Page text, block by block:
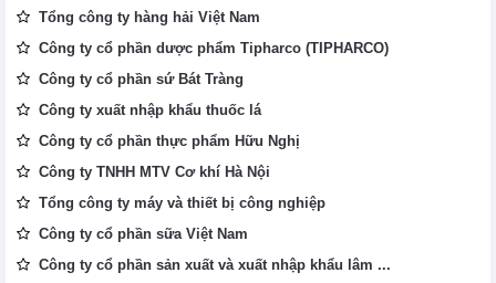
Tổng công ty hàng hải Việt Nam
Công ty cổ phần dược phẩm Tipharco (TIPHARCO)
Công ty cổ phần sứ Bát Tràng
Công ty xuất nhập khẩu thuốc lá
Công ty cổ phần thực phẩm Hữu Nghị
Công ty TNHH MTV Cơ khí Hà Nội
Tổng công ty máy và thiết bị công nghiệp
Công ty cổ phần sữa Việt Nam
Công ty cổ phần sản xuất và xuất nhập khẩu lâm ...